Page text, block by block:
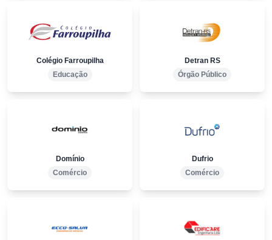
Colégio Farroupilha
Educação
Detran RS
Órgão Público
Domínio
Comércio
Dufrio
Comércio